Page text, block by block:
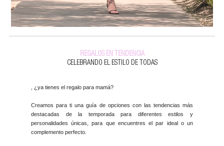
REGALOS EN TENDENCIA
CELEBRANDO EL ESTILO DE TODAS
, ¿ya tienes el regalo para mamá?
Creamos para ti una guía de opciones con las tendencias más
destacadas de la temporada para diferentes estilos y
personalidades únicas, para que encuentres el par ideal o un
complemento perfecto.